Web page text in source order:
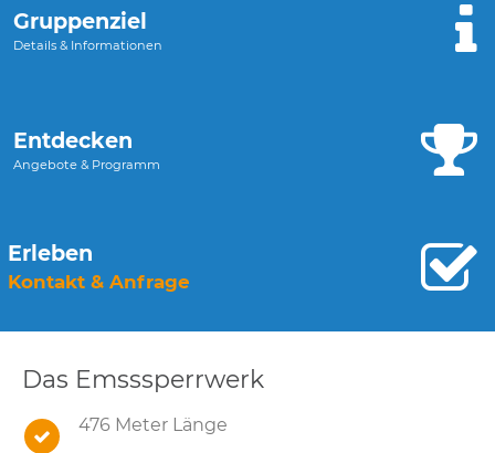
Gruppenziel
Details & Informationen
Entdecken
Angebote & Programm
Erleben
Kontakt & Anfrage
Das Emsssperrwerk
476 Meter Länge